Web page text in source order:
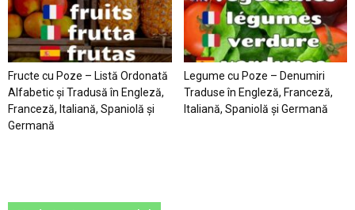
Fructe cu Poze – Listă Ordonată
Alfabetic şi Tradusă în Engleză,
Franceză, Italiană, Spaniolă şi
Germană
Legume cu Poze – Denumiri
Traduse în Engleză, Franceză,
Italiană, Spaniolă şi Germană